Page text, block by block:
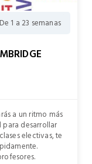
De 1 a 23 semanas
a un ritmo más
desarrollar
electivas, te